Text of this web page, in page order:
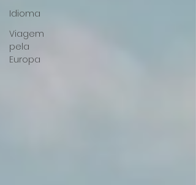
Idioma
Viagem
pela
Europa